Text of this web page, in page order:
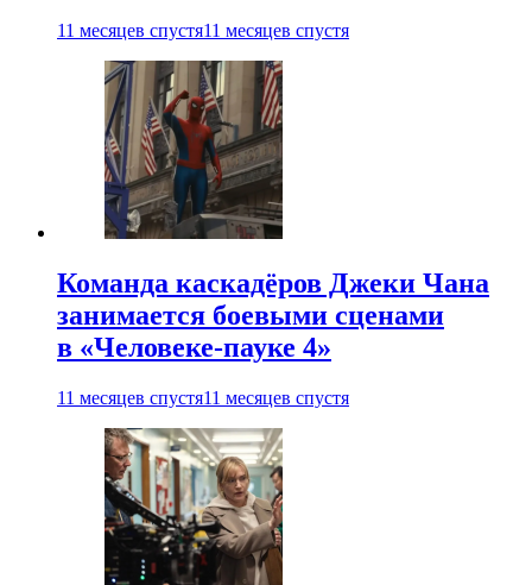
11 месяцев спустя11 месяцев спустя
Команда каскадёров Джеки Чана
занимается боевыми сценами
в «Человеке-пауке 4»
11 месяцев спустя11 месяцев спустя